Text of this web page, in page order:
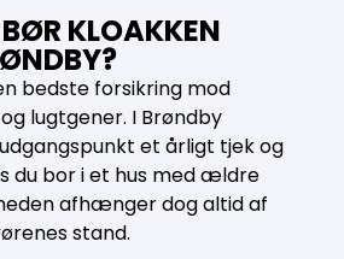
KLOAKKEN
bedste forsikring mod
lugtgener. I Brøndby
et årligt tjek og
du bor i et hus med ældre
afhænger dog altid af
stand.